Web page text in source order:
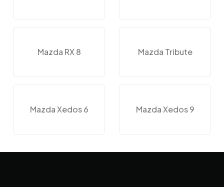
Mazda RX 8 Mazda Tribute
Mazda Xedos 6 Mazda Xedos 9